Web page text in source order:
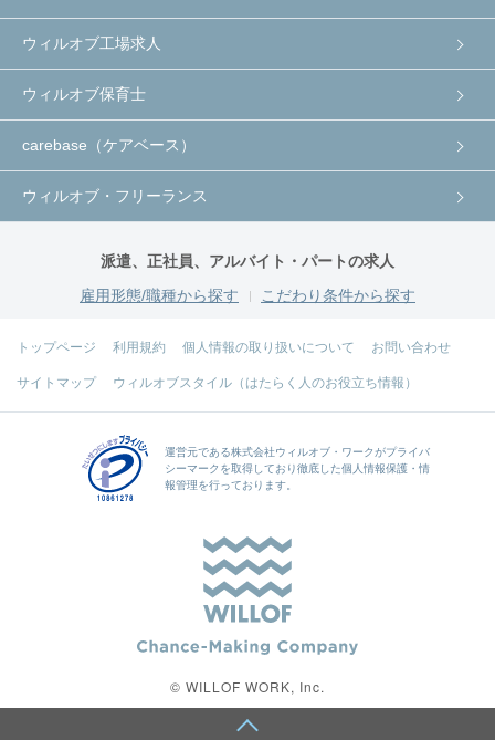
ウィルオブ工場求人
ウィルオブ保育士
carebase（ケアベース）
ウィルオブ・フリーランス
派遣、正社員、アルバイト・パートの求人
雇用形態/職種から探す
こだわり条件から探す
トップページ 利用規約 個人情報の取り扱いについて お問い合わせ
サイトマップ ウィルオブスタイル（はたらく人のお役立ち情報）
運営元である株式会社ウィルオブ・ワークがプライバ
シーマークを取得しており徹底した個人情報保護・情
報管理を行っております。
© WILLOF WORK, Inc.